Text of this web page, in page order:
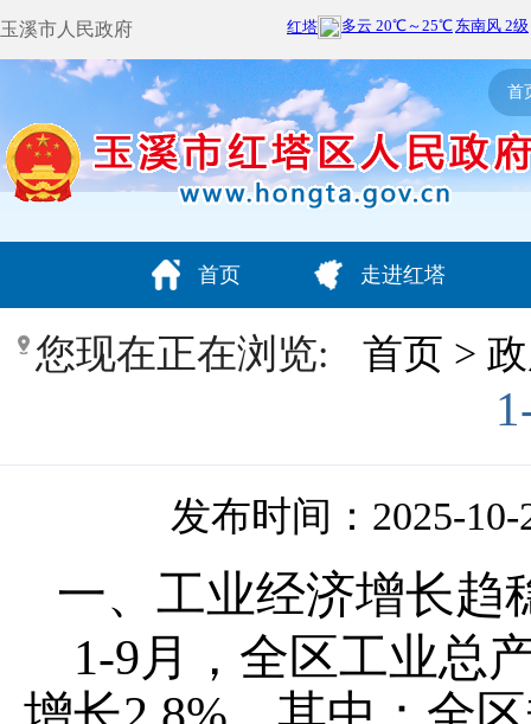
玉溪市人民政府
首
首页 走进红塔
您现在正在浏览: 首页 >
发布时间：2025-10-
一、工业经济增长趋
1-9月，全区工业总